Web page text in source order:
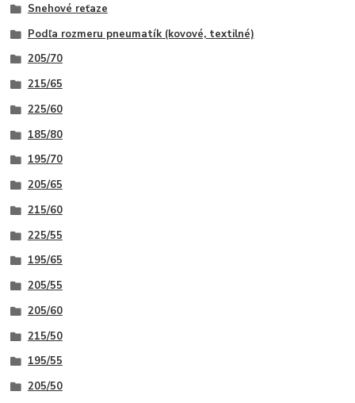
Snehové reťaze
Podľa rozmeru pneumatík (kovové, textilné)
205/70
215/65
225/60
185/80
195/70
205/65
215/60
225/55
195/65
205/55
205/60
215/50
195/55
205/50